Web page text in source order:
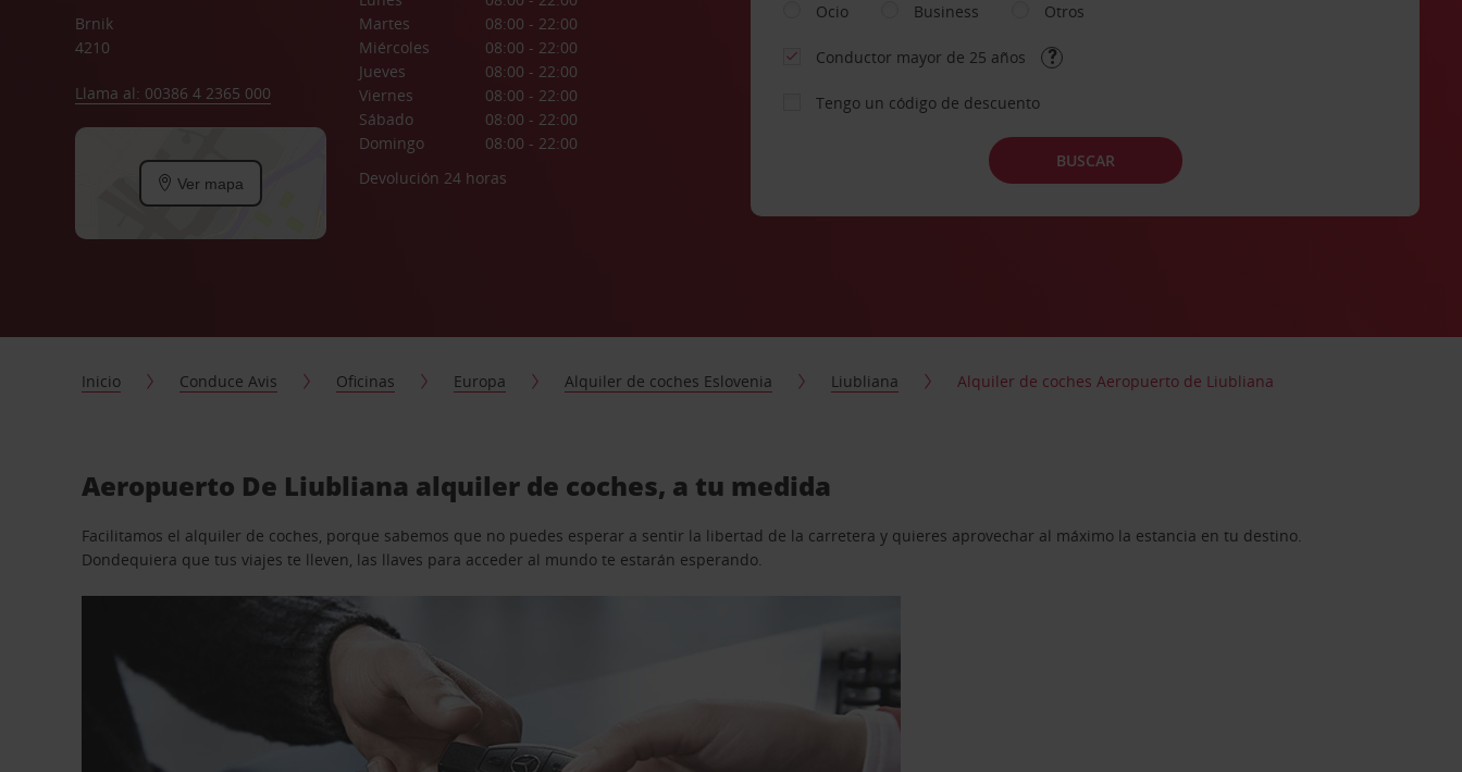
Brnik
4210
Llama al: 00386 4 2365 000
Ver mapa
Martes
08:00 - 22:00
Miércoles
08:00 - 22:00
Jueves
08:00 - 22:00
Viernes
08:00 - 22:00
Sábado
08:00 - 22:00
Domingo
08:00 - 22:00
Devolución 24 horas
Ocio
Business Otros
Conductor mayor de 25 años
Tengo un código de descuento
BUSCAR
Inicio Conduce Avis Oficinas Europa Alquiler de coches Eslovenia Liubliana Alquiler de coches Aeropuerto de Liubliana
Aeropuerto De Liubliana alquiler de coches, a tu medida
Facilitamos el alquiler de coches, porque sabemos que no puedes esperar a sentir la libertad de la carretera y quieres aprovechar al máximo la estancia en tu destino.
Dondequiera que tus viajes te lleven, las llaves para acceder al mundo te estarán esperando.